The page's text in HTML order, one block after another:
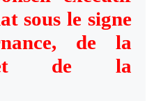
sous le signe
de la
et de la